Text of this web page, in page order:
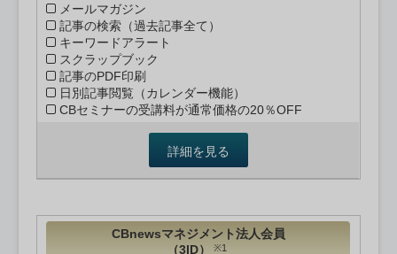
メールマガジン
記事の検索（過去記事全て）
キーワードアラート
スクラップブック
記事のPDF印刷
日別記事閲覧（カレンダー機能）
CBセミナーの受講料が通常価格の20％OFF
詳細を見る
CBnewsマネジメント法人会員
（3ID）
※1